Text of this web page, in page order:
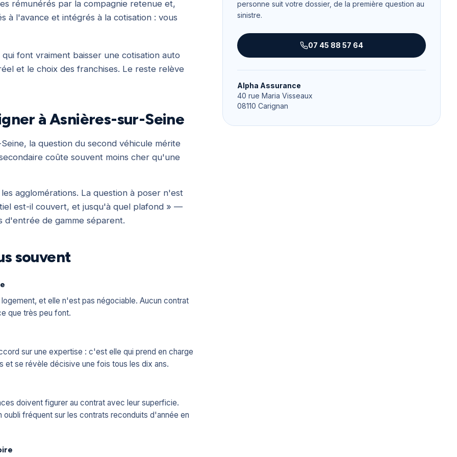
rémunérés par la compagnie retenue et,
à l'avance et intégrés à la cotisation : vous
font vraiment baisser une cotisation auto
et le choix des franchises. Le reste relève
à Asnières-sur-Seine
la question du second véhicule mérite
coûte souvent moins cher qu'une
agglomérations. La question à poser n'est
est-il couvert, et jusqu'à quel plafond » —
d'entrée de gamme séparent.
souvent
et elle n'est pas négociable. Aucun contrat
que très peu font.
sur une expertise : c'est elle qui prend en charge
et se révèle décisive une fois tous les dix ans.
doivent figurer au contrat avec leur superficie.
fréquent sur les contrats reconduits d'année en
personne suit votre dossier, de la première question au
sinistre.
07 45 88 57 64
Alpha Assurance
40 rue Maria Visseaux
08110 Carignan